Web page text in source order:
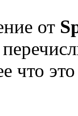
от
что